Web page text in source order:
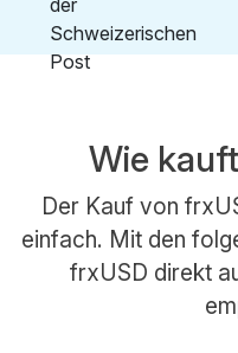
Wie
Der Kauf von
einfach. Mit den
frxUSD direkt